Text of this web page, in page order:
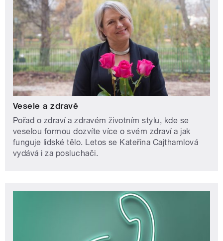
Vesele a zdravě
Pořad o zdraví a zdravém životním stylu, kde se
veselou formou dozvíte více o svém zdraví a jak
funguje lidské tělo. Letos se Kateřina Cajthamlová
vydává i za posluchači.